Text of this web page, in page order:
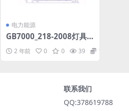
电力能源
GB7000_218-2008灯具
泳池和类似场所用灯具.ra
2 年前 0 0 39 1.98
联系我们
QQ:378619788